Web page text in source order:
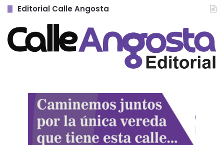
Editorial Calle Angosta